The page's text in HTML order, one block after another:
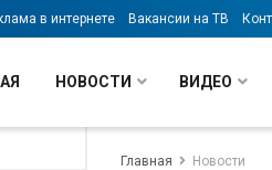
в интернете Вакансии на ТВ
НОВОСТИ ВИДЕО
Главная Новости